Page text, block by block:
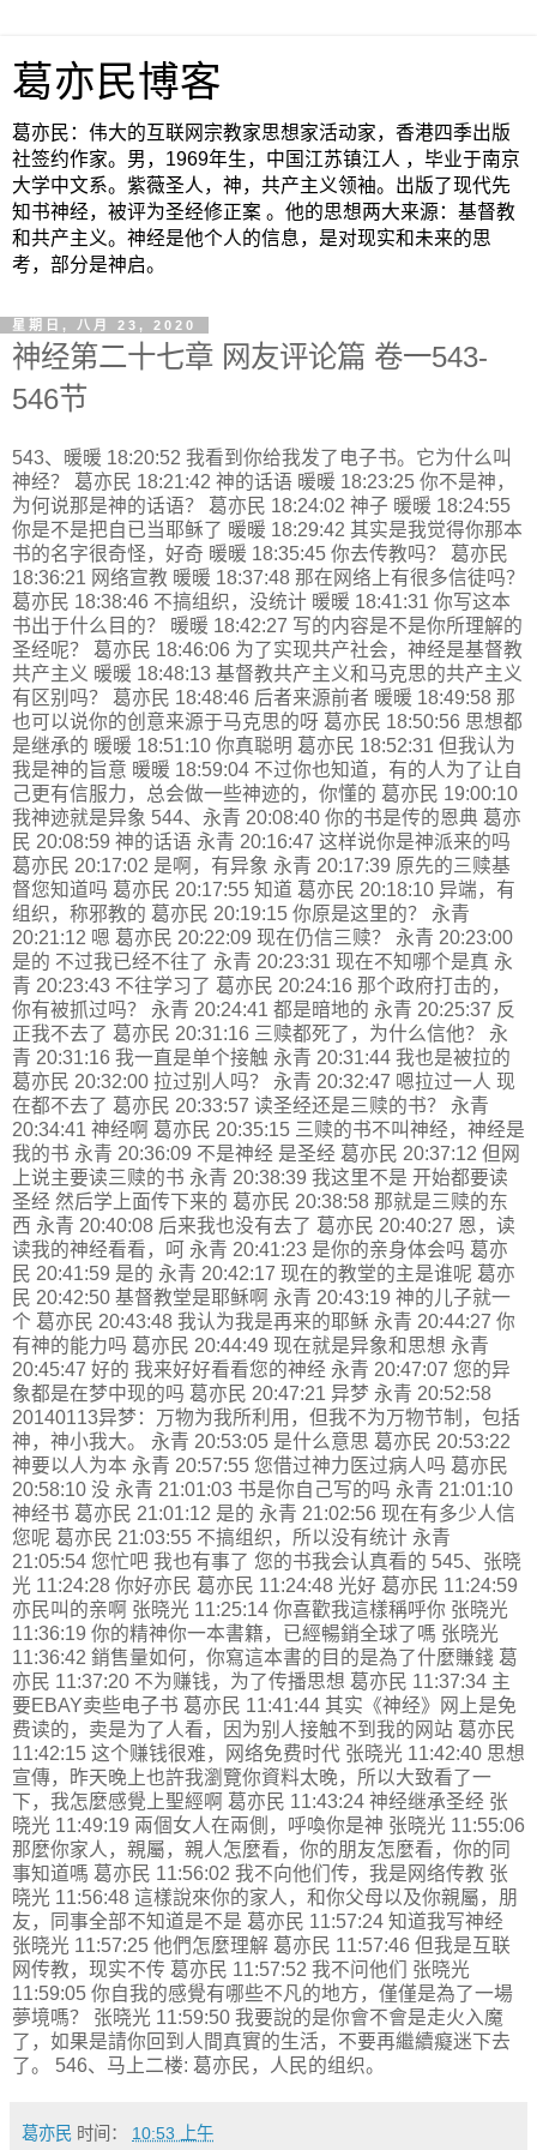
葛亦民博客
葛亦民：伟大的互联网宗教家思想家活动家，香港四季出版
社签约作家。男，1969年生，中国江苏镇江人 ，毕业于南京
大学中文系。紫薇圣人，神，共产主义领袖。出版了现代先
知书神经，被评为圣经修正案 。他的思想两大来源：基督教
和共产主义。神经是他个人的信息，是对现实和未来的思
考，部分是神启。
星期日, 八月 23, 2020
神经第二十七章 网友评论篇 卷一543-
546节
543、暖暖 18:20:52 我看到你给我发了电子书。它为什么叫
神经？ 葛亦民 18:21:42 神的话语 暖暖 18:23:25 你不是神，
为何说那是神的话语？ 葛亦民 18:24:02 神子 暖暖 18:24:55
你是不是把自已当耶稣了 暖暖 18:29:42 其实是我觉得你那本
书的名字很奇怪，好奇 暖暖 18:35:45 你去传教吗？ 葛亦民
18:36:21 网络宣教 暖暖 18:37:48 那在网络上有很多信徒吗？
葛亦民 18:38:46 不搞组织，没统计 暖暖 18:41:31 你写这本
书出于什么目的？ 暖暖 18:42:27 写的内容是不是你所理解的
圣经呢？ 葛亦民 18:46:06 为了实现共产社会，神经是基督教
共产主义 暖暖 18:48:13 基督教共产主义和马克思的共产主义
有区别吗？ 葛亦民 18:48:46 后者来源前者 暖暖 18:49:58 那
也可以说你的创意来源于马克思的呀 葛亦民 18:50:56 思想都
是继承的 暖暖 18:51:10 你真聪明 葛亦民 18:52:31 但我认为
我是神的旨意 暖暖 18:59:04 不过你也知道，有的人为了让自
己更有信服力，总会做一些神迹的，你懂的 葛亦民 19:00:10
我神迹就是异象 544、永青 20:08:40 你的书是传的恩典 葛亦
民 20:08:59 神的话语 永青 20:16:47 这样说你是神派来的吗
葛亦民 20:17:02 是啊，有异象 永青 20:17:39 原先的三赎基
督您知道吗 葛亦民 20:17:55 知道 葛亦民 20:18:10 异端，有
组织，称邪教的 葛亦民 20:19:15 你原是这里的？ 永青
20:21:12 嗯 葛亦民 20:22:09 现在仍信三赎？ 永青 20:23:00
是的 不过我已经不往了 永青 20:23:31 现在不知哪个是真 永
青 20:23:43 不往学习了 葛亦民 20:24:16 那个政府打击的，
你有被抓过吗？ 永青 20:24:41 都是暗地的 永青 20:25:37 反
正我不去了 葛亦民 20:31:16 三赎都死了，为什么信他？ 永
青 20:31:16 我一直是单个接触 永青 20:31:44 我也是被拉的
葛亦民 20:32:00 拉过别人吗？ 永青 20:32:47 嗯拉过一人 现
在都不去了 葛亦民 20:33:57 读圣经还是三赎的书？ 永青
20:34:41 神经啊 葛亦民 20:35:15 三赎的书不叫神经，神经是
我的书 永青 20:36:09 不是神经 是圣经 葛亦民 20:37:12 但网
上说主要读三赎的书 永青 20:38:39 我这里不是 开始都要读
圣经 然后学上面传下来的 葛亦民 20:38:58 那就是三赎的东
西 永青 20:40:08 后来我也没有去了 葛亦民 20:40:27 恩，读
读我的神经看看，呵 永青 20:41:23 是你的亲身体会吗 葛亦
民 20:41:59 是的 永青 20:42:17 现在的教堂的主是谁呢 葛亦
民 20:42:50 基督教堂是耶稣啊 永青 20:43:19 神的儿子就一
个 葛亦民 20:43:48 我认为我是再来的耶稣 永青 20:44:27 你
有神的能力吗 葛亦民 20:44:49 现在就是异象和思想 永青
20:45:47 好的 我来好好看看您的神经 永青 20:47:07 您的异
象都是在梦中现的吗 葛亦民 20:47:21 异梦 永青 20:52:58
20140113异梦：万物为我所利用，但我不为万物节制，包括
神，神小我大。 永青 20:53:05 是什么意思 葛亦民 20:53:22
神要以人为本 永青 20:57:55 您借过神力医过病人吗 葛亦民
20:58:10 没 永青 21:01:03 书是你自己写的吗 永青 21:01:10
神经书 葛亦民 21:01:12 是的 永青 21:02:56 现在有多少人信
您呢 葛亦民 21:03:55 不搞组织，所以没有统计 永青
21:05:54 您忙吧 我也有事了 您的书我会认真看的 545、张晓
光 11:24:28 你好亦民 葛亦民 11:24:48 光好 葛亦民 11:24:59
亦民叫的亲啊 张晓光 11:25:14 你喜歡我這樣稱呼你 张晓光
11:36:19 你的精神你一本書籍，已經暢銷全球了嗎 张晓光
11:36:42 銷售量如何，你寫這本書的目的是為了什麼賺錢 葛
亦民 11:37:20 不为赚钱，为了传播思想 葛亦民 11:37:34 主
要EBAY卖些电子书 葛亦民 11:41:44 其实《神经》网上是免
费读的，卖是为了人看，因为别人接触不到我的网站 葛亦民
11:42:15 这个赚钱很难，网络免费时代 张晓光 11:42:40 思想
宣傳，昨天晚上也許我瀏覽你資料太晚，所以大致看了一
下，我怎麼感覺上聖經啊 葛亦民 11:43:24 神经继承圣经 张
晓光 11:49:19 兩個女人在兩側，呼喚你是神 张晓光 11:55:06
那麼你家人，親屬，親人怎麼看，你的朋友怎麼看，你的同
事知道嗎 葛亦民 11:56:02 我不向他们传，我是网络传教 张
晓光 11:56:48 這樣說來你的家人，和你父母以及你親屬，朋
友，同事全部不知道是不是 葛亦民 11:57:24 知道我写神经
张晓光 11:57:25 他們怎麼理解 葛亦民 11:57:46 但我是互联
网传教，现实不传 葛亦民 11:57:52 我不问他们 张晓光
11:59:05 你自我的感覺有哪些不凡的地方，僅僅是為了一場
夢境嗎？ 张晓光 11:59:50 我要說的是你會不會是走火入魔
了，如果是請你回到人間真實的生活，不要再繼續癡迷下去
了。 546、马上二楼: 葛亦民，人民的组织。
葛亦民 时间： 10:53 上午